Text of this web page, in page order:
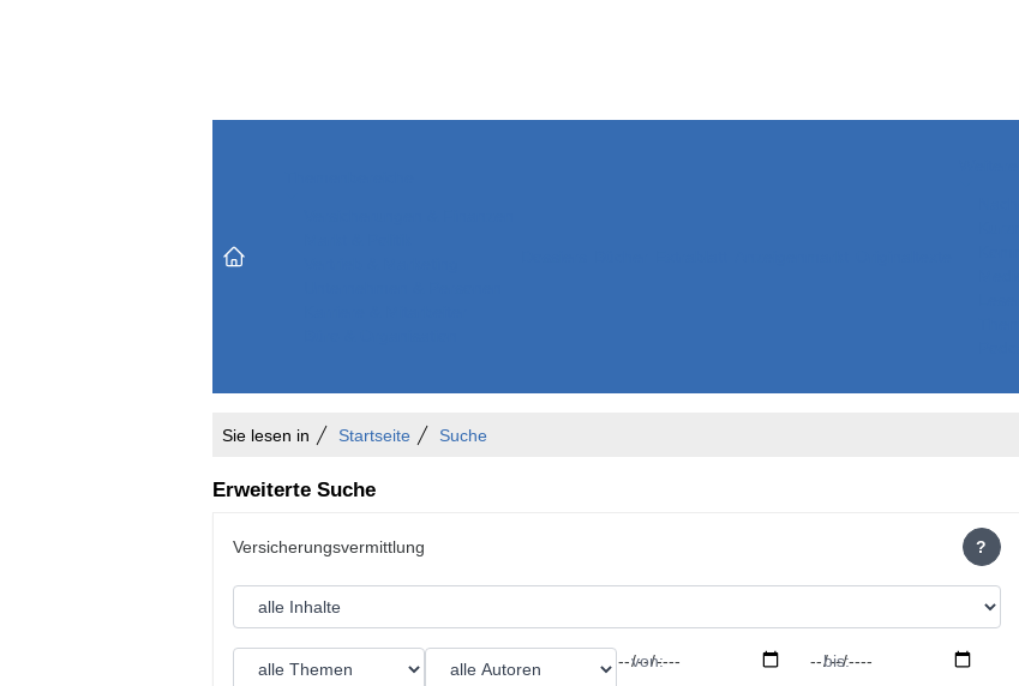
Sie lesen in Startseite Suche
Erweiterte Suche
?
von: bis: